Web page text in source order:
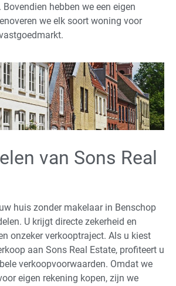
hebben we een eigen
we elk soort woning voor
van Sons Real
huis zonder makelaar in Benschop
U krijgt directe zekerheid en
onzeker verkooptraject. Als u kiest
aan Sons Real Estate, profiteert u
verkoopvoorwaarden. Omdat we
eigen rekening kopen, zijn we